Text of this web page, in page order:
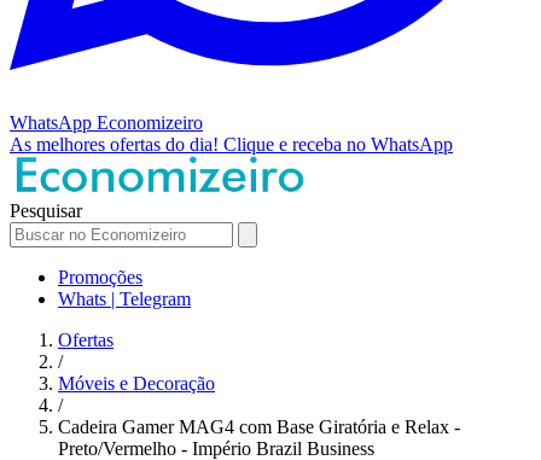
WhatsApp Economizeiro
As melhores ofertas do dia! Clique e receba no WhatsApp
Pesquisar
Promoções
Whats | Telegram
Ofertas
/
Móveis e Decoração
/
Cadeira Gamer MAG4 com Base Giratória e Relax -
Preto/Vermelho - Império Brazil Business